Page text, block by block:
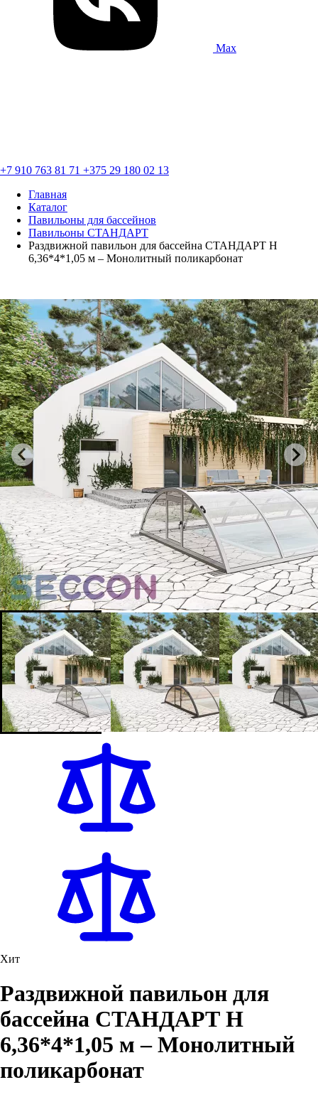
Max
+7 910 763 81 71 +375 29 180 02 13
Главная
Каталог
Павильоны для бассейнов
Павильоны СТАНДАРТ
Раздвижной павильон для бассейна СТАНДАРТ Н
6,36*4*1,05 м – Монолитный поликарбонат
Хит
Раздвижной павильон для
бассейна СТАНДАРТ Н
6,36*4*1,05 м – Монолитный
поликарбонат